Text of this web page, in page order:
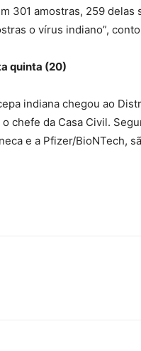
301 amostras, 259 delas
o vírus indiano”,
quinta (20)
indiana chegou ao
chefe da Casa Civil.
e a Pfizer/BioNTech,